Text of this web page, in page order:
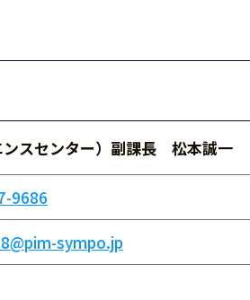
ンスセンター）副課長 松本誠一
9686
sympo.jp